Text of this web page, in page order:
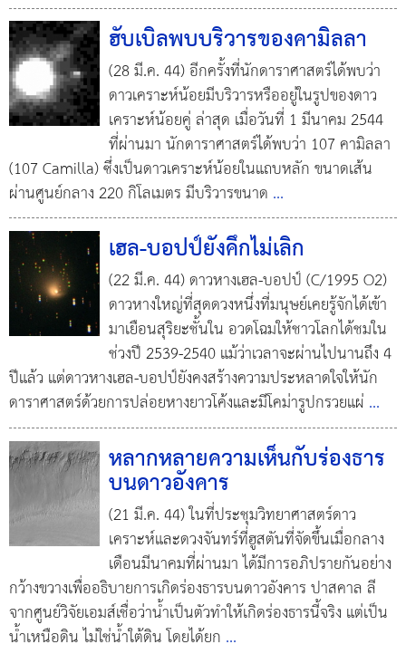
ฮับเบิลพบบริวารของคามิลลา
(28 มี.ค. 44) อีกครั้งที่นักดาราศาสตร์ได้พบว่า
ดาวเคราะห์น้อยมีบริวารหรืออยู่ในรูปของดาว
เคราะห์น้อยคู่ ล่าสุด เมื่อวันที่ 1 มีนาคม 2544
ที่ผ่านมา นักดาราศาสตร์ได้พบว่า 107 คามิลลา
(107 Camilla) ซึ่งเป็นดาวเคราะห์น้อยในแถบหลัก ขนาดเส้น
ผ่านศูนย์กลาง 220 กิโลเมตร มีบริวารขนาด ...
เฮล-บอปป์ยังคึกไม่เลิก
(22 มี.ค. 44) ดาวหางเฮล-บอปป์ (C/1995 O2)
ดาวหางใหญ่ที่สุดดวงหนึ่งที่มนุษย์เคยรู้จักได้เข้า
มาเยือนสุริยะชั้นใน อวดโฉมให้ชาวโลกได้ชมใน
ช่วงปี 2539-2540 แม้ว่าเวลาจะผ่านไปนานถึง 4
ปีแล้ว แต่ดาวหางเฮล-บอปป์ยังคงสร้างความประหลาดใจให้นัก
ดาราศาสตร์ด้วยการปล่อยหางยาวโค้งและมีโคม่ารูปกรวยแผ่ ...
หลากหลายความเห็นกับร่องธาร
บนดาวอังคาร
(21 มี.ค. 44) ในที่ประชุมวิทยาศาสตร์ดาว
เคราะห์และดวงจันทร์ที่ฮูสตันที่จัดขึ้นเมื่อกลาง
เดือนมีนาคมที่ผ่านมา ได้มีการอภิปรายกันอย่าง
กว้างขวางเพื่ออธิบายการเกิดร่องธารบนดาวอังคาร ปาสคาล ลี
จากศูนย์วิจัยเอมส์เชื่อว่าน้ำเป็นตัวทำให้เกิดร่องธารนี้จริง แต่เป็น
น้ำเหนือดิน ไม่ใช่น้ำใต้ดิน โดยได้ยก ...